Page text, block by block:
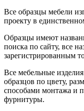
Все образцы мебели
проекту в
Образцы имеют
поиска по сайту, все
зарегистрированным
Все мебельные
образцов по цвету,
способами монтажа и
фурнитуры.